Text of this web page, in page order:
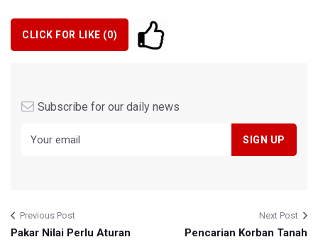
CLICK FOR LIKE (0)
Subscribe for our daily news
Previous Post
Pakar Nilai Perlu Aturan
Next Post
Pencarian Korban Tanah